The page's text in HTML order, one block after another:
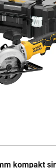
kompakt